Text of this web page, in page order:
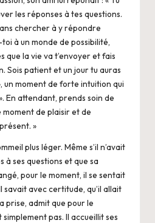
les réponses à tes questions.
chercher à y répondre
à un monde de possibilité,
que la vie va t’envoyer et fais
Sois patient et un jour tu auras
un moment de forte intuition qui
En attendant, prends soin de
de plaisir et de
»
plus léger. Même s’il n’avait
à ses questions et que sa
pour le moment, il se sentait
savait avec certitude, qu’il allait
prise, admit que pour le
pas. Il accueillit ses